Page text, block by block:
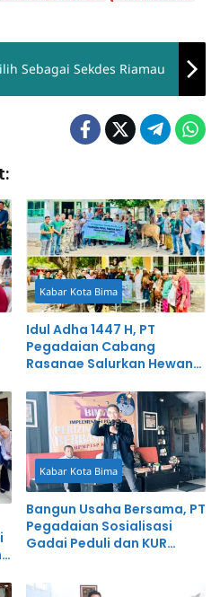
Sebagai Sekdes Riamau
Kabar Kota Bima
Idul Adha 1447 H, PT
Pegadaian Cabang
Rasanae Salurkan Hewan
Kabar Kota Bima
Bangun Usaha Bersama, PT
Pegadaian Sosialisasi
Gadai Peduli dan KUR